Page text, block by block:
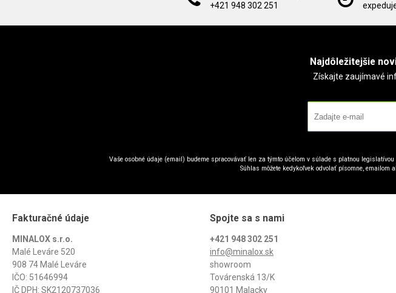
+421 948 302 251
Najdôležitejšie
Získajte zaujímavé
Vaše osobné údaje (email) budeme spracovávať len za týmto účelom v súlade s platnou
Súhlas môžete kedykoľvek odvolať písomne,
Fakturačné údaje
MINALOX s.r.o.
Malé Leváre 520
908 74 Malé Leváre
IČO: 51646994
IČ DPH: SK2120737036
Spojte sa s nami
+421 948 302 251
info@minalox.sk
showroom
Továrenská 13/K
90101 Malacky